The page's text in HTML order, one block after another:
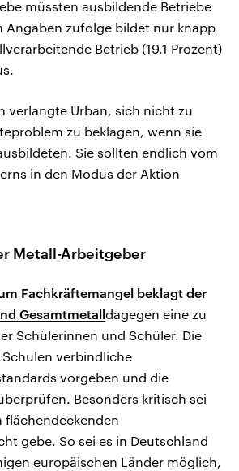
müssten ausbildende Betriebe
Angaben zufolge bildet nur knapp
Betrieb (19,1 Prozent)
verlangte Urban, sich nicht zu
zu beklagen, wenn sie
Sie sollten endlich vom
in den Modus der Aktion
Metall-Arbeitgeber
Fachkräftemangel beklagt der
Gesamtmetalldagegen eine zu
Schülerinnen und Schüler. Die
verbindliche
vorgeben und die
Besonders kritisch sei
flächendeckenden
gebe. So sei es in Deutschland
europäischen Länder möglich,